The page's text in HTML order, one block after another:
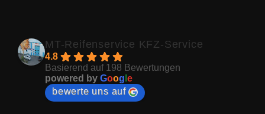
MT-Reifenservice KFZ-Service
4.8
Basierend auf 198 Bewertungen
powered by Goog e
bewerte uns auf